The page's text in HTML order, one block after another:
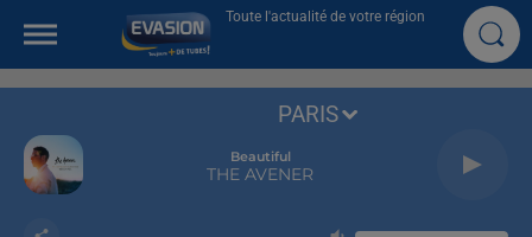
Toute l'actualité de votre région
Beautiful
THE AVENER
PARIS